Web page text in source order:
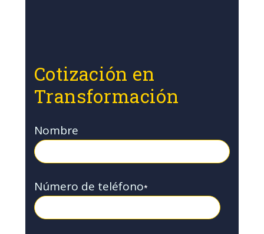
Cotización en
Transformación
Nombre
Número de teléfono*